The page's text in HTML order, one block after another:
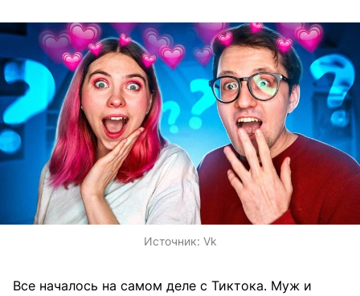
Источник: Vk
Все началось на самом деле с Тиктока. Муж и